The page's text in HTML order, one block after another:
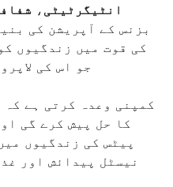
انٹیگرٹیٹی ،
بزنس کے آپریشن کی
کی قوت میں زندگیوں
جو اس کی
کمپنی وعدہ کرتی ہے
کا حل پیش کرے گی
پیٹس کی زندگیوں
نیسٹل پیدائش اور